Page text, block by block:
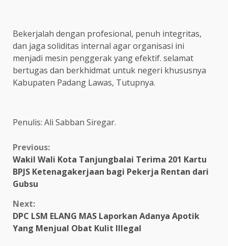
Bekerjalah dengan profesional, penuh integritas,
dan jaga soliditas internal agar organisasi ini
menjadi mesin penggerak yang efektif. selamat
bertugas dan berkhidmat untuk negeri khususnya
Kabupaten Padang Lawas, Tutupnya.
Penulis: Ali Sabban Siregar.
Continue
Reading
Previous:
Wakil Wali Kota Tanjungbalai Terima 201 Kartu
BPJS Ketenagakerjaan bagi Pekerja Rentan dari
Gubsu
Next:
DPC LSM ELANG MAS Laporkan Adanya Apotik
Yang Menjual Obat Kulit Illegal